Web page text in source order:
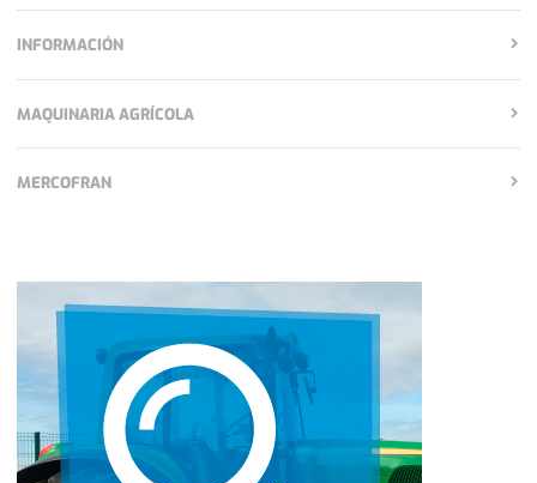
INFORMACIÓN
MAQUINARIA AGRÍCOLA
MERCOFRAN